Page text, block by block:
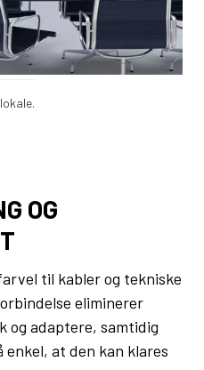
OG
til kabler og tekniske
eliminerer
og adaptere, samtidig
at den kan klares